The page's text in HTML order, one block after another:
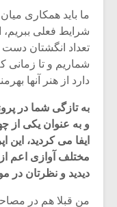
ما باید همکاری میان
شرایط فعلی ببریم،
تعداد انگشتان
شماریم و تا زمانی
دارد از هنر آنها
به تازگی شما در
و به عنوان یکی از
ایفا می کردید، این
مختلف آوازی اعم از
دیدید و نظرتان در
من قبلا هم در